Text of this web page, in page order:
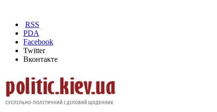
RSS
PDA
Facebook
Twitter
Вконтакте